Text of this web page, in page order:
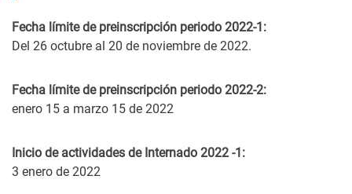
Fecha límite de preinscripción periodo 2022-1:
Del 26 octubre al 20 de noviembre de 2022.
Fecha límite de preinscripción periodo 2022-2:
enero 15 a marzo 15 de 2022
Inicio de actividades de Internado 2022 -1:
3 enero de 2022